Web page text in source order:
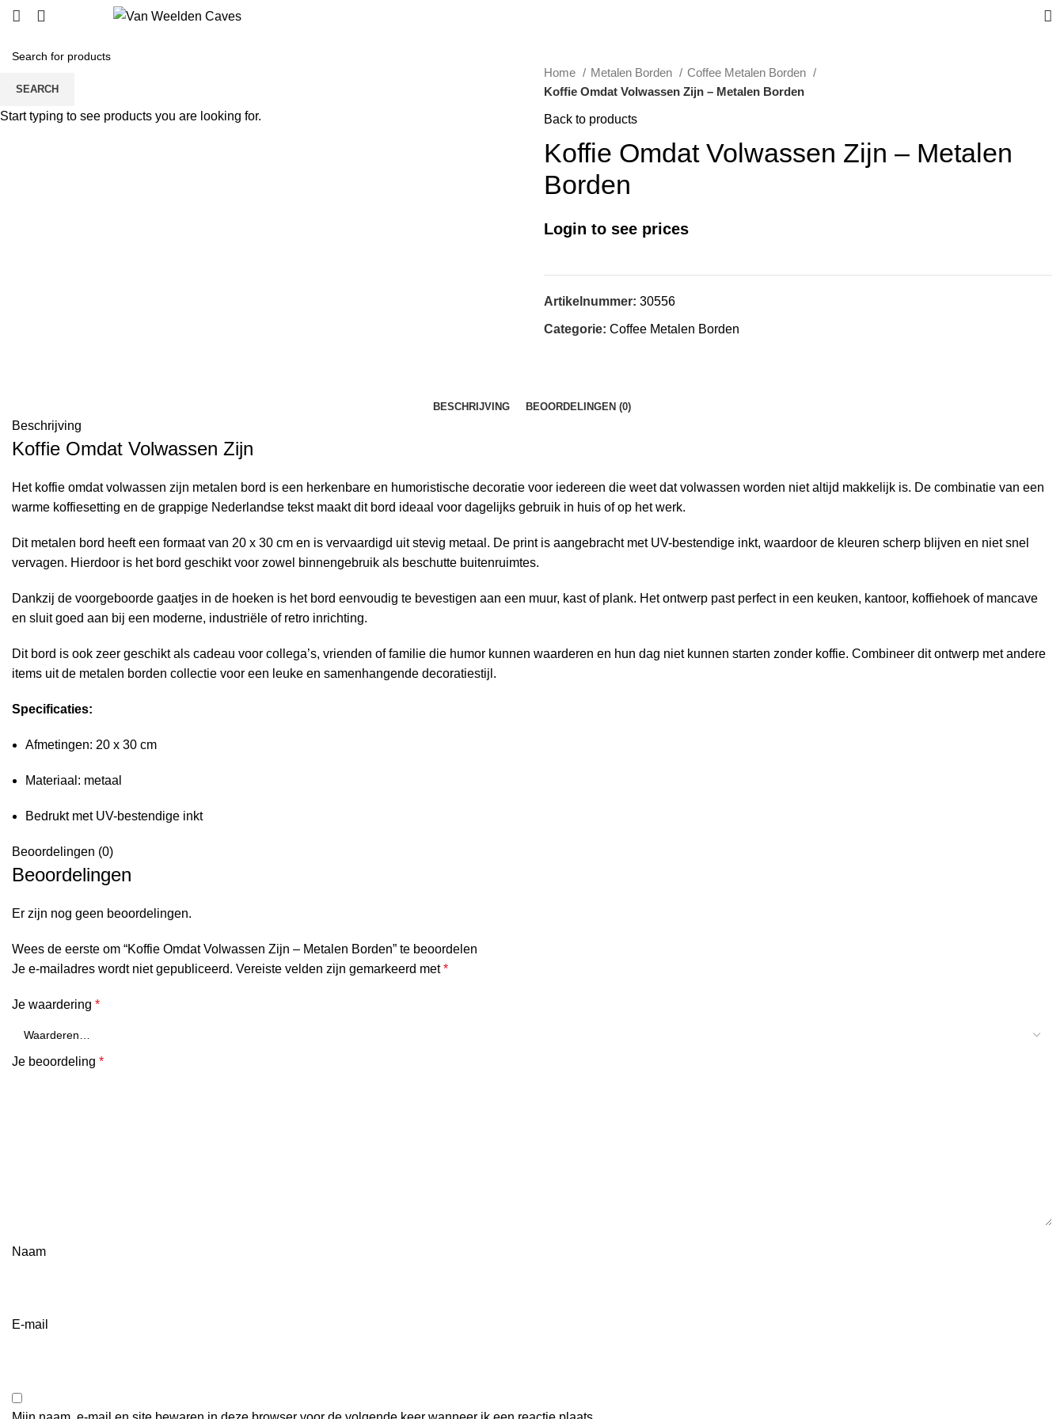
Home Metalen Borden
Coffee Metalen Borden
Koffie Omdat Volwassen Zijn – Metalen Borden
Back to products
Koffie Omdat Volwassen Zijn – Metalen
Borden
Login to see prices
Artikelnummer: 30556
Categorie: Coffee Metalen Borden
BESCHRIJVING BEOORDELINGEN (0)
Beschrijving
Koffie Omdat Volwassen Zijn
Het koffie omdat volwassen zijn metalen bord is een herkenbare en humoristische decoratie voor iedereen die weet dat volwassen worden niet altijd makkelijk is. De combinatie van een
warme koffiesetting en de grappige Nederlandse tekst maakt dit bord ideaal voor dagelijks gebruik in huis of op het werk.
Dit metalen bord heeft een formaat van 20 x 30 cm en is vervaardigd uit stevig metaal. De print is aangebracht met UV-bestendige inkt, waardoor de kleuren scherp blijven en niet snel
vervagen. Hierdoor is het bord geschikt voor zowel binnengebruik als beschutte buitenruimtes.
Dankzij de voorgeboorde gaatjes in de hoeken is het bord eenvoudig te bevestigen aan een muur, kast of plank. Het ontwerp past perfect in een keuken, kantoor, koffiehoek of mancave
en sluit goed aan bij een moderne, industriële of retro inrichting.
Dit bord is ook zeer geschikt als cadeau voor collega’s, vrienden of familie die humor kunnen waarderen en hun dag niet kunnen starten zonder koffie. Combineer dit ontwerp met andere
items uit de metalen borden collectie voor een leuke en samenhangende decoratiestijl.
Specificaties:
Afmetingen: 20 x 30 cm
Materiaal: metaal
Bedrukt met UV-bestendige inkt
Beoordelingen (0)
Beoordelingen
Er zijn nog geen beoordelingen.
Wees de eerste om “Koffie Omdat Volwassen Zijn – Metalen Borden” te beoordelen
Je e-mailadres wordt niet gepubliceerd. Vereiste velden zijn gemarkeerd met*
Je waardering *
Je beoordeling *
Naam
E-mail
SEARCH
Start typing to see products you are looking for.